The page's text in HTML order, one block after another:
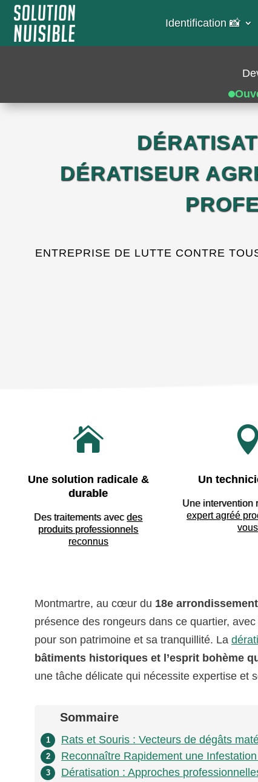
Identification 📸​
DÉRATISEUR
ENTREPRISE DE LUTTE CONTRE

Une solution radicale &
durable
Des traitements avecdes
produits professionnels
reconnus

Un
Une intervention
expert agréé
vous
Montmartre, au cœur du 18e
présence des rongeurs dans ce quartier,
pour son patrimoine et sa tranquillité. La
bâtiments historiques et l’esprit bohème
une tâche délicate qui nécessite expertise et
Sommaire
1 Rats et Souris : Vecteurs de dégâts
2 Reconnaître Rapidement une
3 Dératisation : Approches